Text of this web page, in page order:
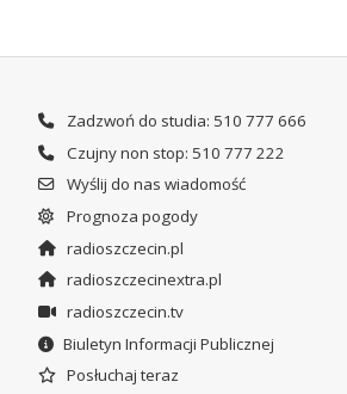
Zadzwoń do studia: 510 777 666
Czujny non stop: 510 777 222
Wyślij do nas wiadomość
Prognoza pogody
radioszczecin.pl
radioszczecinextra.pl
radioszczecin.tv
Biuletyn Informacji Publicznej
Posłuchaj teraz